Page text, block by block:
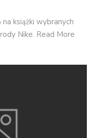
książki wybranych
Nike. Read More